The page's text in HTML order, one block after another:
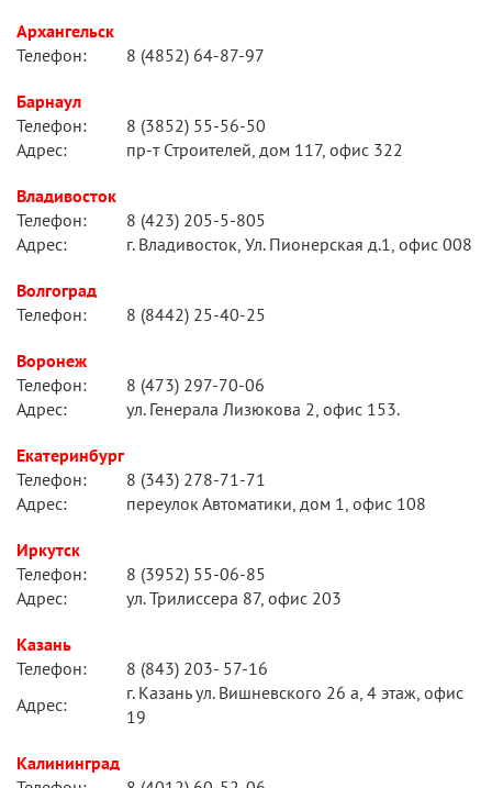
Архангельск
Телефон:
8 (4852) 64-87-97
Барнаул
Телефон:
8 (3852) 55-56-50
Адрес:
пр-т Строителей, дом 117, офис 322
Владивосток
Телефон:
8 (423) 205-5-805
Адрес:
г. Владивосток, Ул. Пионерская д.1, офис 008
Волгоград
Телефон:
8 (8442) 25-40-25
Воронеж
Телефон:
8 (473) 297-70-06
Адрес:
ул. Генерала Лизюкова 2, офис 153.
Екатеринбург
Телефон:
8 (343) 278-71-71
Адрес:
переулок Автоматики, дом 1, офис 108
Иркутск
Телефон:
8 (3952) 55-06-85
Адрес:
ул. Трилиссера 87, офис 203
Казань
Телефон:
8 (843) 203- 57-16
Адрес:
г. Казань ул. Вишневского 26 а, 4 этаж, офис
19
Калининград